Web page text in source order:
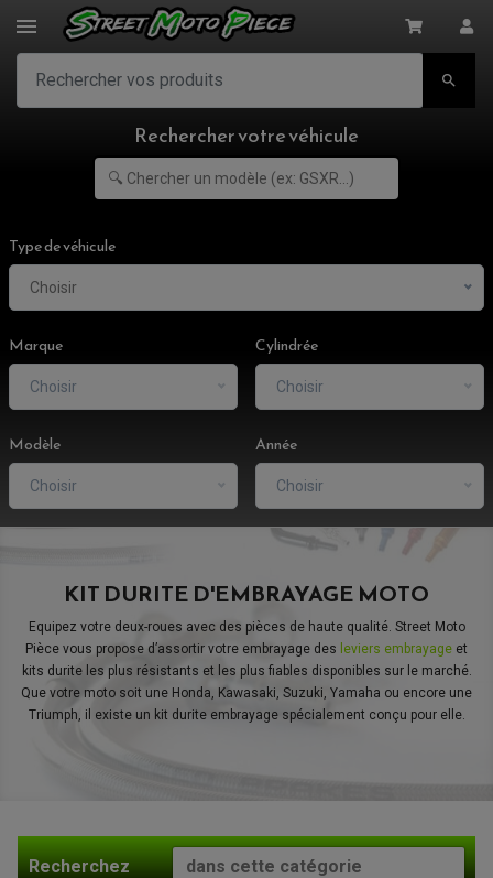

Rechercher votre véhicule
Type de véhicule
Choisir
Marque
Choisir
Cylindrée
Choisir
Modèle
Choisir
Année
Choisir
KIT DURITE D'EMBRAYAGE MOTO
Equipez votre deux-roues avec des pièces de haute qualité. Street Moto
Pièce vous propose d’assortir votre embrayage des leviers embrayage et
kits durite les plus résistants et les plus fiables disponibles sur le marché.
Que votre moto soit une Honda, Kawasaki, Suzuki, Yamaha ou encore une
Triumph, il existe un kit durite embrayage spécialement conçu pour elle.
Recherchez